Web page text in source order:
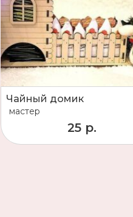
Чайный домик
мастер
25 р.